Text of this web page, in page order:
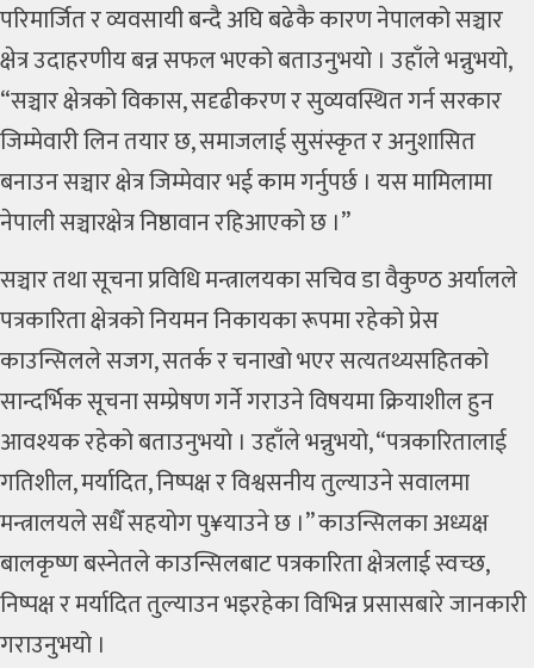
परिमार्जित र व्यवसायी बन्दै अघि बढेकै कारण नेपालको सञ्चार
क्षेत्र उदाहरणीय बन्न सफल भएको बताउनुभयो । उहाँले भन्नुभयो,
“सञ्चार क्षेत्रको विकास, सदृढीकरण र सुव्यवस्थित गर्न सरकार
जिम्मेवारी लिन तयार छ, समाजलाई सुसंस्कृत र अनुशासित
बनाउन सञ्चार क्षेत्र जिम्मेवार भई काम गर्नुपर्छ । यस मामिलामा
नेपाली सञ्चारक्षेत्र निष्ठावान रहिआएको छ ।”
सञ्चार तथा सूचना प्रविधि मन्त्रालयका सचिव डा वैकुण्ठ अर्यालले
पत्रकारिता क्षेत्रको नियमन निकायका रूपमा रहेको प्रेस
काउन्सिलले सजग, सतर्क र चनाखो भएर सत्यतथ्यसहितको
सान्दर्भिक सूचना सम्प्रेषण गर्ने गराउने विषयमा क्रियाशील हुन
आवश्यक रहेको बताउनुभयो । उहाँले भन्नुभयो, “पत्रकारितालाई
गतिशील, मर्यादित, निष्पक्ष र विश्वसनीय तुल्याउने सवालमा
मन्त्रालयले सधैँ सहयोग पु¥याउने छ ।” काउन्सिलका अध्यक्ष
बालकृष्ण बस्नेतले काउन्सिलबाट पत्रकारिता क्षेत्रलाई स्वच्छ,
निष्पक्ष र मर्यादित तुल्याउन भइरहेका विभिन्न प्रसासबारे जानकारी
गराउनुभयो ।